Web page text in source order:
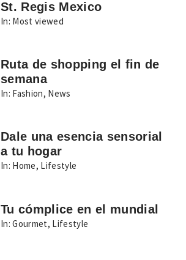
St. Regis Mexico
In: Most viewed
Ruta de shopping el fin de
semana
In: Fashion, News
Dale una esencia sensorial
a tu hogar
In: Home, Lifestyle
Tu cómplice en el mundial
In: Gourmet, Lifestyle